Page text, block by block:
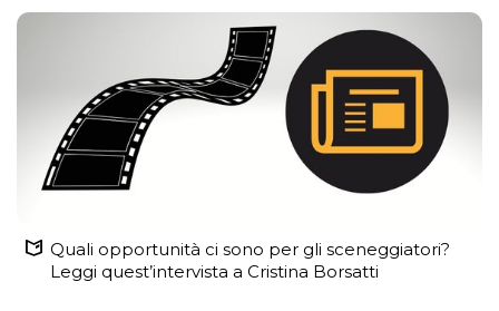
Quali opportunità ci sono per gli sceneggiatori?
Leggi quest’intervista a Cristina Borsatti